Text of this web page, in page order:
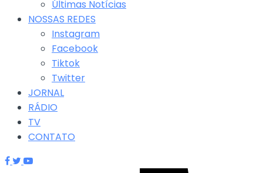
Últimas Notícias
NOSSAS REDES
Instagram
Facebook
Tiktok
Twitter
JORNAL
RÁDIO
TV
CONTATO